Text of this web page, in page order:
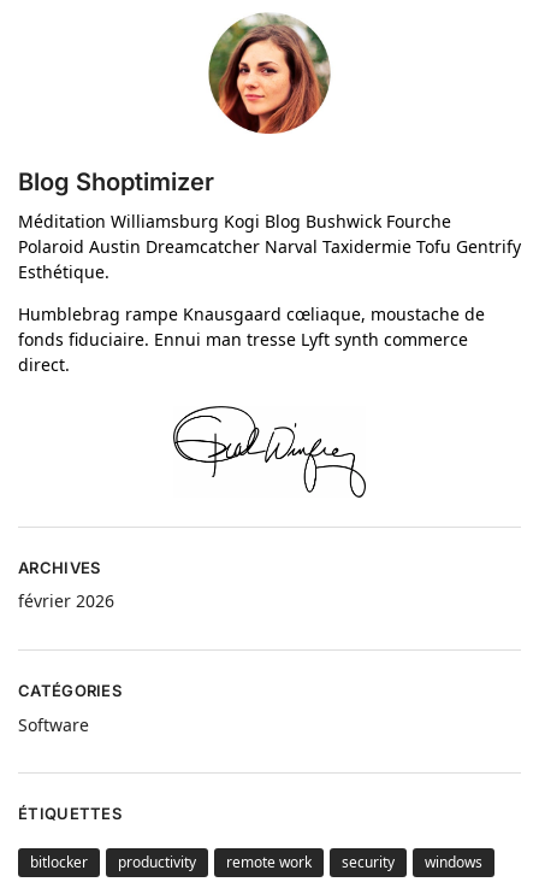
Blog Shoptimizer
Méditation Williamsburg Kogi Blog Bushwick Fourche
Polaroid Austin Dreamcatcher Narval Taxidermie Tofu Gentrify
Esthétique.
Humblebrag rampe Knausgaard cœliaque, moustache de
fonds fiduciaire. Ennui man tresse Lyft synth commerce
direct.
ARCHIVES
février 2026
CATÉGORIES
Software
ÉTIQUETTES
bitlocker productivity remote work security
windows